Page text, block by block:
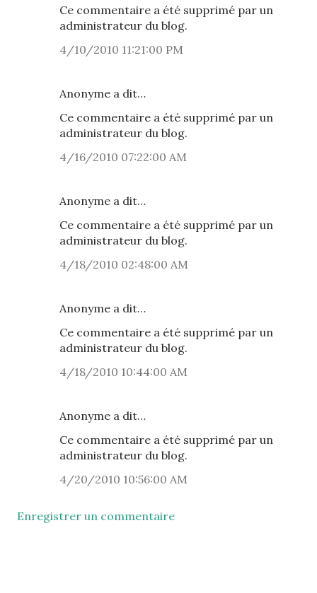
Ce commentaire a été supprimé par un
administrateur du blog.
4/10/2010 11:21:00 PM
Anonyme a dit…
Ce commentaire a été supprimé par un
administrateur du blog.
4/16/2010 07:22:00 AM
Anonyme a dit…
Ce commentaire a été supprimé par un
administrateur du blog.
4/18/2010 02:48:00 AM
Anonyme a dit…
Ce commentaire a été supprimé par un
administrateur du blog.
4/18/2010 10:44:00 AM
Anonyme a dit…
Ce commentaire a été supprimé par un
administrateur du blog.
4/20/2010 10:56:00 AM
Enregistrer un commentaire